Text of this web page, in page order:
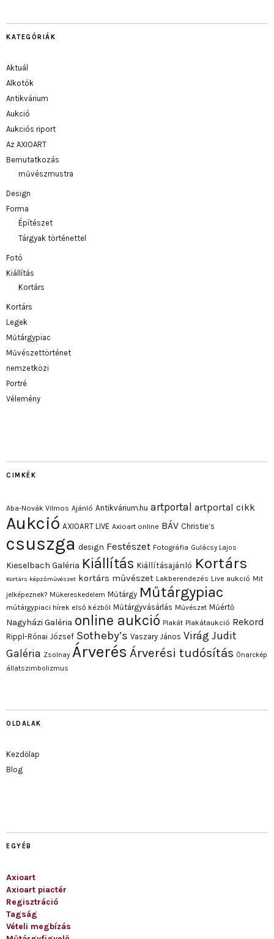
KATEGÓRIÁK
Aktuál
Alkotók
Antikvárium
Aukció
Aukciós riport
Az AXIOART
Bemutatkozás
művészmustra
Design
Forma
Építészet
Tárgyak történettel
Fotó
Kiállítás
Kortárs
Kortárs
Legek
Műtárgypiac
Művészettörténet
nemzetközi
Portré
Vélemény
CIMKÉK
Aba-Novák Vilmos Ajánló Antikvárium.hu artportal artportal cikk
Aukció AXIOART LIVE Axioart online BÁV Christie’s
csuszga design Festészet Fotográfia Gulácsy Lajos
Kieselbach Galéria Kiállítás Kiállításajánló Kortárs
Kortárs képzőművészet kortárs művészet Lakberendezés Live aukció Mit
jelképeznek? Műkereskedelem Műtárgy Műtárgypiac
műtárgypiaci hírek első kézből Műtárgyvásárlás Művészet Műértő
Nagyházi Galéria online aukció Plakát Plakátaukció Rekord
Rippl-Rónai József Sotheby’s Vaszary János Virág Judit
Galéria Zsolnay Árverés Árverési tudósítás Önarckép
állatszimbolizmus
OLDALAK
Kezdőlap
Blog
EGYÉB
Axioart
Axioart piactér
Regisztráció
Tagság
Vételi megbízás